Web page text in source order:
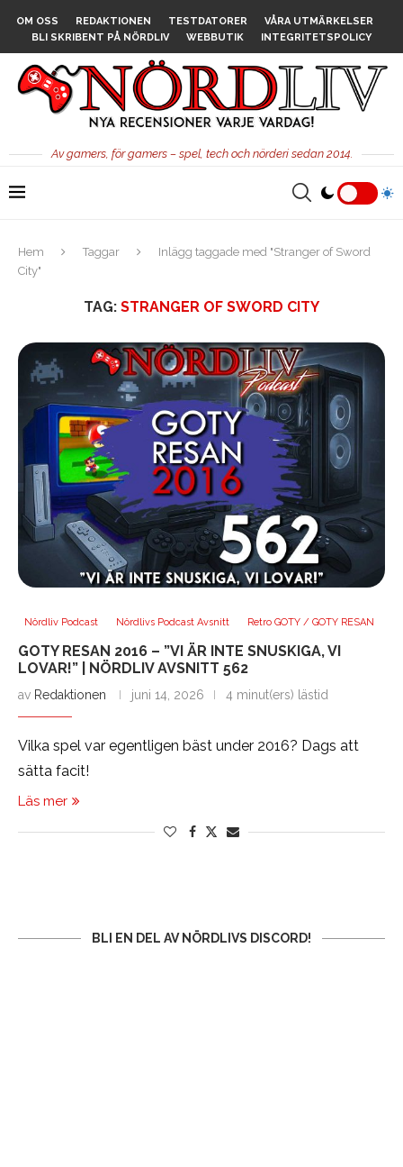
OM OSS REDAKTIONEN TESTDATORER
VÅRA UTMÄRKELSER
BLI SKRIBENT PÅ NÖRDLIV
WEBBUTIK INTEGRITETSPOLICY
Av gamers, för gamers – spel, tech och nörderi sedan 2014.
Hem Taggar
Inlägg taggade med "Stranger of Sword
City"
TAG: STRANGER OF SWORD CITY
Nördliv Podcast Nördlivs Podcast Avsnitt Retro GOTY / GOTY RESAN
GOTY RESAN 2016 – ”VI ÄR INTE SNUSKIGA, VI
LOVAR!” | NÖRDLIV AVSNITT 562
av Redaktionen juni 14, 2026 4 minut(ers) lästid
Vilka spel var egentligen bäst under 2016? Dags att
sätta facit!
Läs mer
BLI EN DEL AV NÖRDLIVS DISCORD!